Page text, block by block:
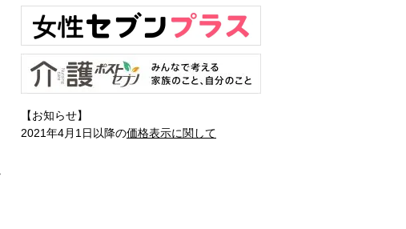
【お知らせ】
2021年4月1日以降の価格表示に関して